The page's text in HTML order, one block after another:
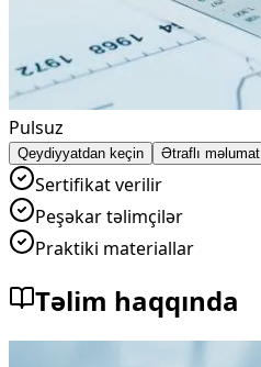
Pulsuz
Qeydiyyatdan keçin Ətraflı məlumat
Sertifikat verilir
Peşəkar təlimçilər
Praktiki materiallar
Təlim haqqında